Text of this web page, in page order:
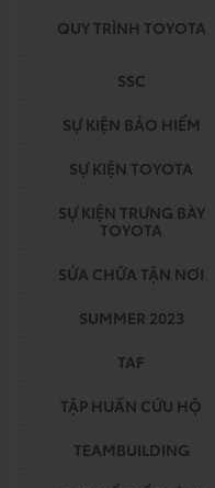
QUY TRÌNH TOYOTA
SSC
SỰ KIỆN BẢO HIỂM
SỰ KIỆN TOYOTA
SỰ KIỆN TRƯNG BÀY
TOYOTA
SỬA CHỮA TẬN NƠI
SUMMER 2023
TAF
TẬP HUẤN CỨU HỘ
TEAMBUILDING